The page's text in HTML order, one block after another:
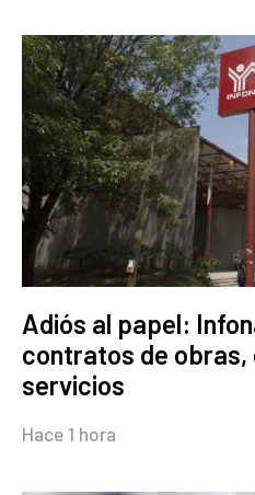
Adiós al papel:
contratos de obras,
servicios
Hace 1 hora